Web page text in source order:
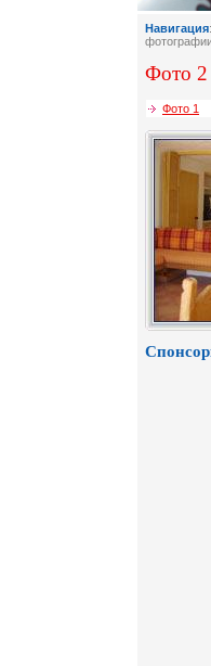
Навигация:
Фото 2
Фото 1